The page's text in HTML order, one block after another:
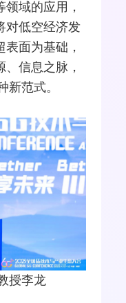
域的应用，
对低空经济发
面为基础，
信息之脉，
新范式。
授李龙